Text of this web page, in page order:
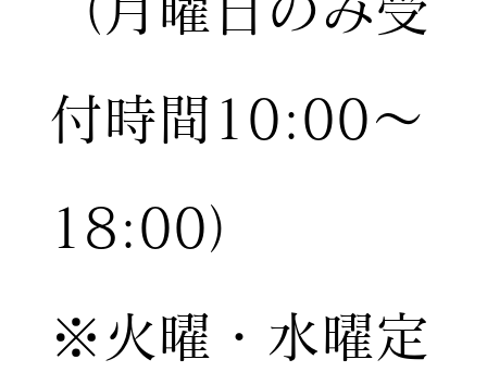
付時間10:00〜
18:00）
※火曜・水曜定